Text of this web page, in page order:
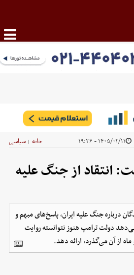
۱۴۰۵/۰۲/۱۱ - ۱۹:۳۶ خانه | سیاسی
انتقاد از جنگ علیه
درباره جنگ علیه ایران، پاسخ‌های مبهم و
دولت ترامپ هنوز نتوانسته روایت
از آن می‌گذرد، ارائه دهد.